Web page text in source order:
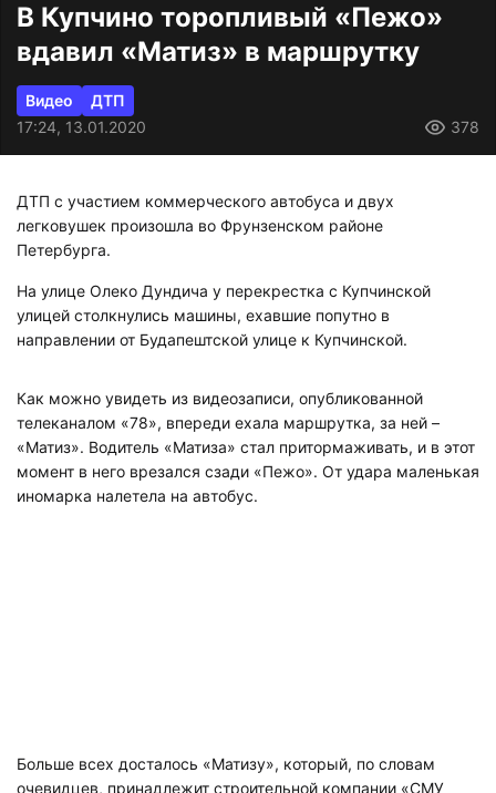
В Купчино торопливый «Пежо»
вдавил «Матиз» в маршрутку
Видео
ДТП
17:24, 13.01.2020
378
ДТП с участием коммерческого автобуса и двух
легковушек произошла во Фрунзенском районе
Петербурга.
На улице Олеко Дундича у перекрестка с Купчинской
улицей столкнулись машины, ехавшие попутно в
направлении от Будапештской улице к Купчинской.
Как можно увидеть из видеозаписи, опубликованной
телеканалом «78», впереди ехала маршрутка, за ней –
«Матиз». Водитель «Матиза» стал притормаживать, и в этот
момент в него врезался сзади «Пежо». От удара маленькая
иномарка налетела на автобус.
Больше всех досталось «Матизу», который, по словам
очевидцев, принадлежит строительной компании «СМУ